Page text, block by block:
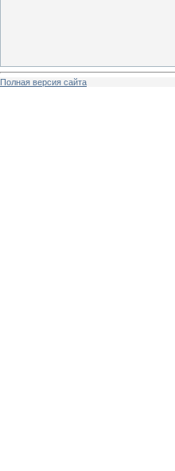
Полная версия сайта